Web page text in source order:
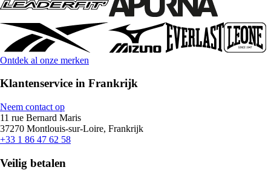
Ontdek al onze merken
Klantenservice in Frankrijk
Neem contact op
11 rue Bernard Maris
37270 Montlouis-sur-Loire, Frankrijk
+33 1 86 47 62 58
Veilig betalen